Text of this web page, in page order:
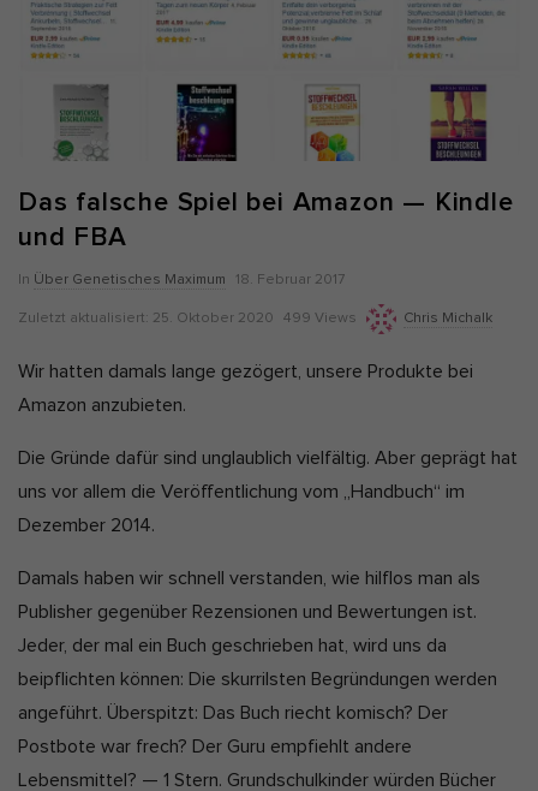
Das falsche Spiel bei Amazon — Kindle
und FBA
In Über Genetisches Maximum P
u
l
18. Februar 2017
Zuletzt aktualisiert: Z
l
e
k
t
u
a
l
25. Oktober 2020 499 Views Chris Michalk
Wir hatten damals lange gezögert, unsere Produkte bei
Amazon anzubieten.
Die Gründe dafür sind unglaublich vielfältig. Aber geprägt hat
uns vor allem die Veröffentlichung vom „Handbuch“ im
Dezember 2014.
Damals haben wir schnell verstanden, wie hilflos man als
Publisher gegenüber Rezensionen und Bewertungen ist.
Jeder, der mal ein Buch geschrieben hat, wird uns da
beipflichten können: Die skurrilsten Begründungen werden
angeführt. Überspitzt: Das Buch riecht komisch? Der
Postbote war frech? Der Guru empfiehlt andere
Lebensmittel? — 1 Stern. Grundschulkinder würden Bücher
Alle akzeptieren Auswahl verwenden
Nur essenzielle Cookies akzeptieren
Datenschutzeinstellungen
Essenzielle Cookies ermöglichen grundlegende Funktionen und sind
für die einwandfreie Funktion und die Sicherheit der Website
Statistik-Cookies erfassen Informationen anonym. Diese
Informationen helfen uns zu verstehen, wie unsere Besucher unsere
Marketing (5)
Marketing-Cookies werden von Drittanbietern oder Publishern
verwendet, um personalisierte Werbung anzuzeigen. Sie tun dies,
indem sie Besucher über Websites hinweg verfolgen.
Cookie-Informationen anzeigen
Externe Medien (2)
Inhalte von Videoplattformen und Social-Media-Plattformen werden
standardmäßig blockiert. Wenn Cookies von externen Medien
akzeptiert werden, bedarf der Zugriff auf diese Inhalte keiner